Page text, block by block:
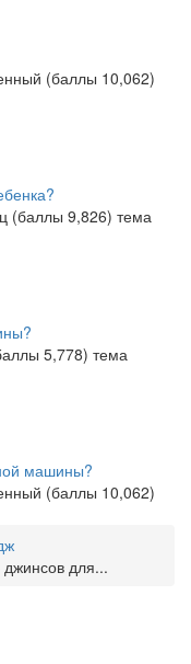
(баллы 10,062)
(баллы 9,826) тема
5,778) тема
машины?
(баллы 10,062)
для...